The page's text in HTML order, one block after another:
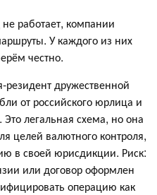
работает, компании
У каждого из них
честно.
дружественной
от российского юрлица и
легальная схема, но она
целей валютного контроля,
в своей юрисдикции. Риск:
или договор оформлен
операцию как